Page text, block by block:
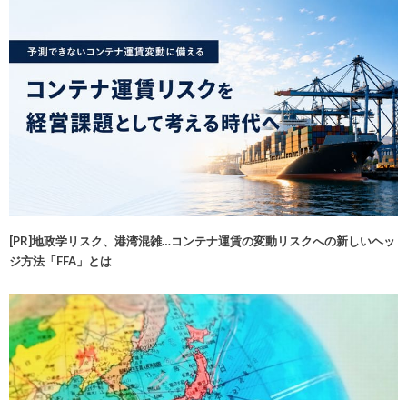
[PR]地政学リスク、港湾混雑…コンテナ運賃の変動リスクへの新しいヘッ
ジ方法「FFA」とは